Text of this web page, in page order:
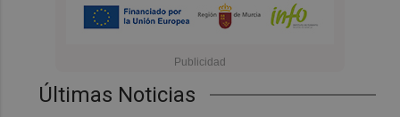
Últimas Noticias